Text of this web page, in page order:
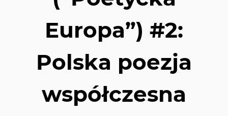
Europa”) #2:
Polska poezja
współczesna